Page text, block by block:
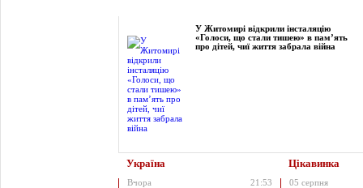
У Житомирі відкрили інсталяцію
«Голоси, що стали тишею» в пам’ять
про дітей, чиї життя забрала війна
Україна Цікавинка
Вчора
21:53
05 серпня